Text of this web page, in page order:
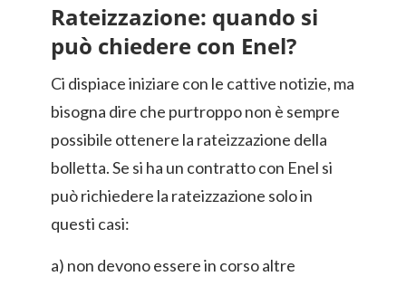
Rateizzazione: quando si
può chiedere con Enel?
Ci dispiace iniziare con le cattive notizie, ma
bisogna dire che purtroppo non è sempre
possibile ottenere la rateizzazione della
bolletta. Se si ha un contratto con Enel si
può richiedere la rateizzazione solo in
questi casi:
a) non devono essere in corso altre